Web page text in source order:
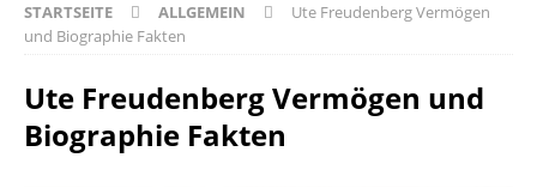
STARTSEITE ALLGEMEIN
Ute Freudenberg Vermögen
und Biographie Fakten
Ute Freudenberg Vermögen und
Biographie Fakten